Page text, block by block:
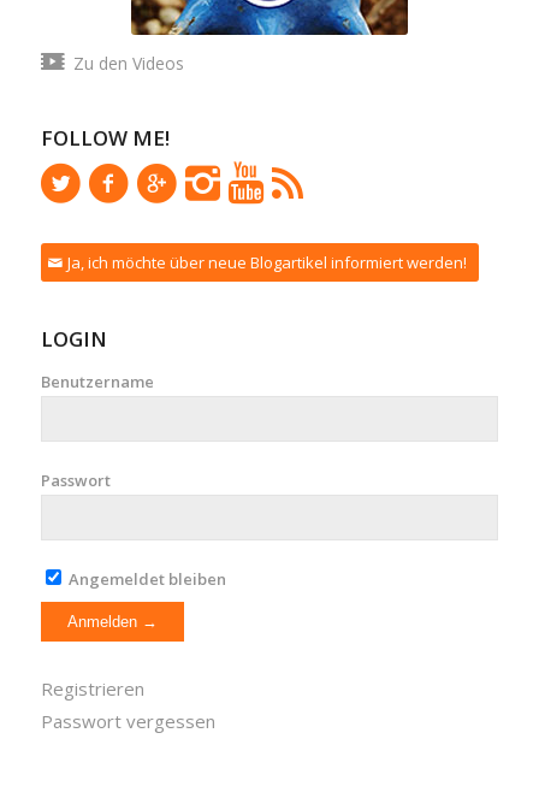
Zu den Videos
FOLLOW ME!
Ja, ich möchte über neue Blogartikel informiert werden!
LOGIN
Benutzername
Passwort
Angemeldet bleiben
Registrieren
Passwort vergessen